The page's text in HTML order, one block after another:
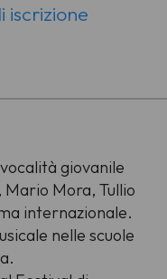
iscrizione
giovanile
Mora, Tullio
internazionale.
nelle scuole